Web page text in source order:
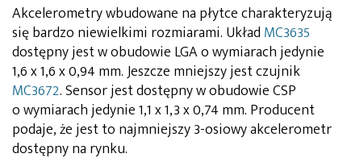
Akcelerometry wbudowane na płytce charakteryzują
się bardzo niewielkimi rozmiarami. Układ MC3635
dostępny jest w obudowie LGA o wymiarach jedynie
1,6 x 1,6 x 0,94 mm. Jeszcze mniejszy jest czujnik
MC3672. Sensor jest dostępny w obudowie CSP
o wymiarach jedynie 1,1 x 1,3 x 0,74 mm. Producent
podaje, że jest to najmniejszy 3-osiowy akcelerometr
dostępny na rynku.